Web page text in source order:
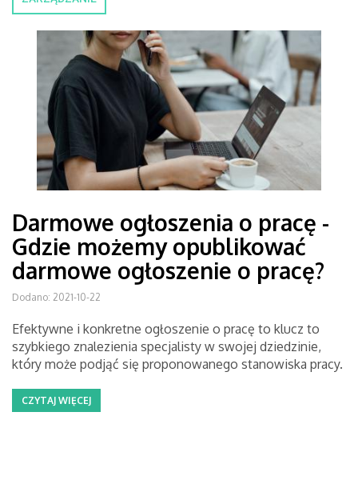
Darmowe ogłoszenia o pracę -
Gdzie możemy opublikować
darmowe ogłoszenie o pracę?
Dodano: 2021-10-22
Efektywne i konkretne ogłoszenie o pracę to klucz to
szybkiego znalezienia specjalisty w swojej dziedzinie,
który może podjąć się proponowanego stanowiska pracy.
CZYTAJ WIĘCEJ